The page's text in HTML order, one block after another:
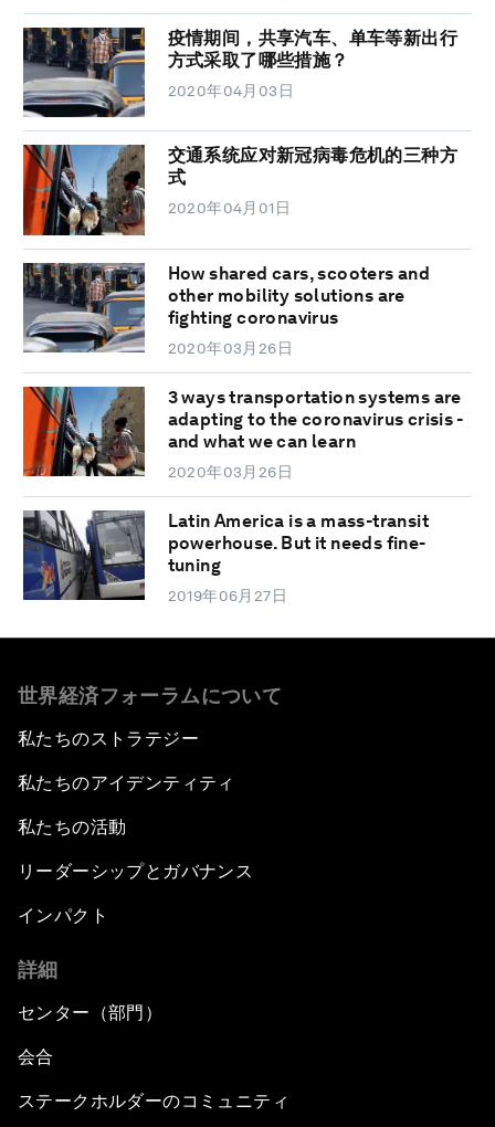
疫情期间，共享汽车、单车等新出行
方式采取了哪些措施？
2020年04月03日
交通系统应对新冠病毒危机的三种方
式
2020年04月01日
How shared cars, scooters and
other mobility solutions are
fighting coronavirus
2020年03月26日
3 ways transportation systems are
adapting to the coronavirus crisis -
and what we can learn
2020年03月26日
Latin America is a mass-transit
powerhouse. But it needs fine-
tuning
2019年06月27日
世界経済フォーラムについて
私たちのストラテジー
私たちのアイデンティティ
私たちの活動
リーダーシップとガバナンス
インパクト
詳細
センター（部門）
会合
ステークホルダーのコミュニティ